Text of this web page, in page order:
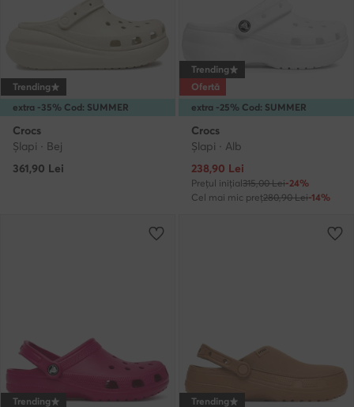
extra -35% Cod: SUMMER
Trending
Crocs
Şlapi · Bej
361,90 Lei
extra -25% Cod: SUMMER
Trending
Ofertă
Crocs
Şlapi · Alb
Prețul actual
238,90 Lei
Prețul inițial315,00 Lei-24%
Cel mai mic preț280,90 Lei-14%
Trending Trending